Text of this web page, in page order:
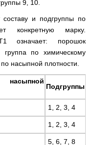
9, 10.
и подгруппы по
конкретную марку.
означает: порошок
группа по химическому
насыпной плотности.
Подгруппы
1, 2, 3, 4
1, 2, 3, 4
5, 6, 7, 8